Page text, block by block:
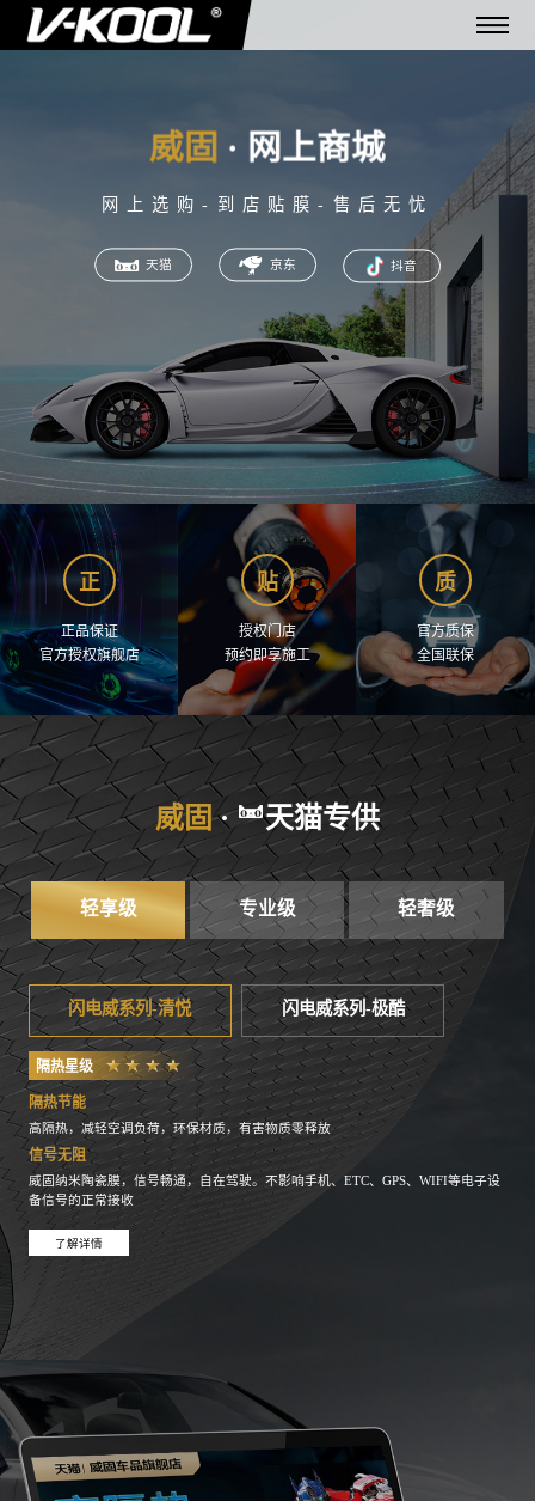
网上选购-到店贴膜-售后无忧
天猫 京东 抖音
正
正品保证
官方授权旗舰店
贴
授权门店
预约即享施工
质
官方质保
全国联保
轻享级 专业级 轻奢级
闪电威系列-清悦 闪电威系列-极酷
隔热星级
隔热节能
高隔热，减轻空调负荷，环保材质，有害物质零释放
信号无阻
威固纳米陶瓷膜，信号畅通，自在驾驶。不影响手机、ETC、GPS、WIFI等电子设
备信号的正常接收
了解详情